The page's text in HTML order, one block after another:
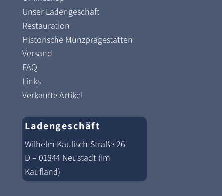
Unser Ladengeschäft
Restauration
Historische Münzprägestätten
Versand
FAQ
Links
Verkaufte Artikel
Ladengeschäft
Wilhelm-Kaulisch-Straße 26
D – 01844 Neustadt (Im
Kaufland)